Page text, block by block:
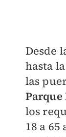
Desde
hasta
las
los
18 a 65